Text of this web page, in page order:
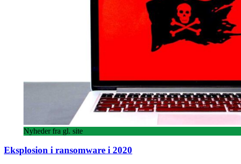
Nyheder fra gl. site
Eksplosion i ransomware i 2020